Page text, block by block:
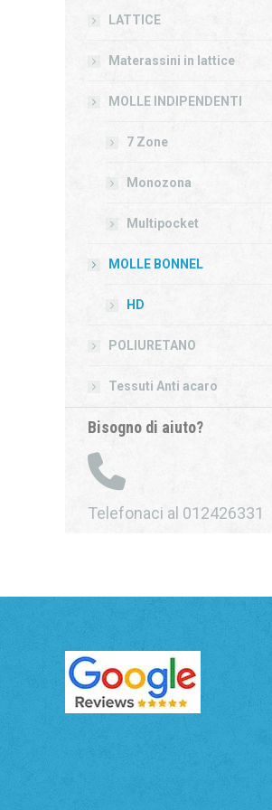
LATTICE
Materassini in lattice
MOLLE INDIPENDENTI
7 Zone
Monozona
Multipocket
MOLLE BONNEL
HD
POLIURETANO
Tessuti Anti acaro
Bisogno di aiuto?
Telefonaci al 012426331